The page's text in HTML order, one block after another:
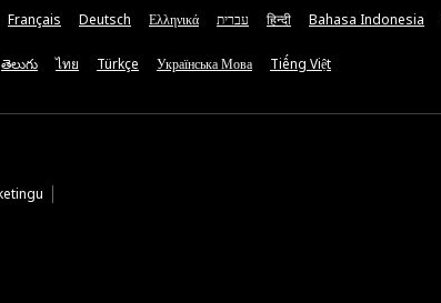
Français Deutsch Ελληνικά עברית हिन्दी Bahasa Indonesia
తెలుగు ไทย Türkçe Українська Мова Tiếng Việt